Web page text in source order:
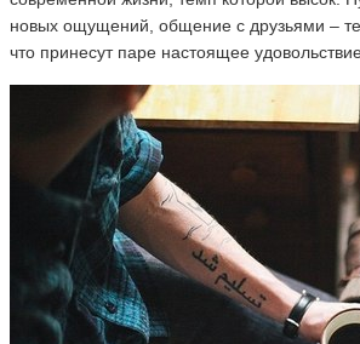
новых ощущений, общение с друзьями – те
что принесут паре настоящее